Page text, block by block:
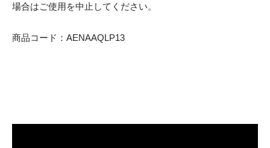
場合はご使用を中止してください。
商品コード：AENAAQLP13